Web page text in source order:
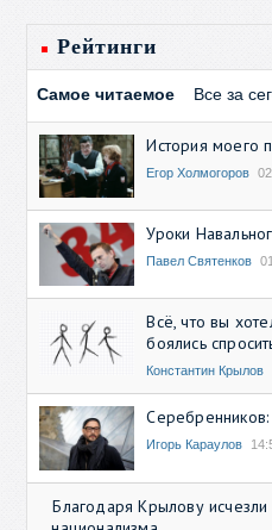
Рейтинги
Самое читаемое Все за
История моего
Егор Холмогоров
Уроки
Павел Святенков
Всё, что вы
боялись
Константин Крылов
Серебренников:
Игорь Караулов
Благодаря Крылову